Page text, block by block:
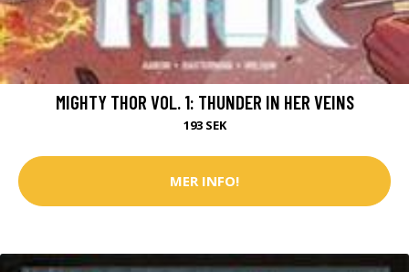
MIGHTY THOR VOL. 1: THUNDER IN HER VEINS
193 SEK
MER INFO!